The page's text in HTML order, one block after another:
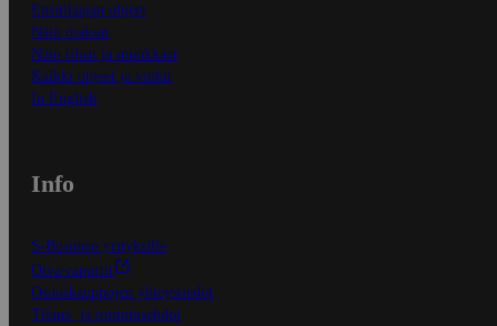
Ensitilaajan ohjeet
Näin maksat
Näin tilaat ja muokkaat
Kaikki ohjeet ja vinkit
In English
Info
S-Business yrityksille
Oiva-raportit
Osuuskauppojen yhteystiedot
Tilaus- ja toimitusehdot